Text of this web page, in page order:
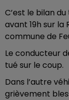
C’est le bilan
avant 19h sur la
commune de
Le conducteur
tué sur le coup.
Dans l’autre
grièvement